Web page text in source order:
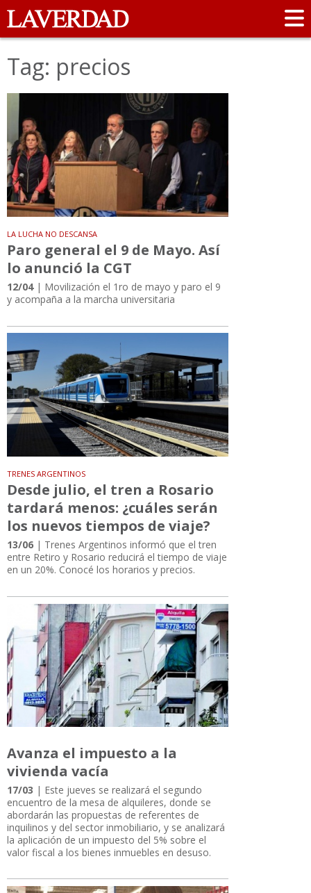
Tag: precios
LA LUCHA NO DESCANSA
Paro general el 9 de Mayo. Así
lo anunció la CGT
12/04| Movilización el 1ro de mayo y paro el 9
y acompaña a la marcha universitaria
TRENES ARGENTINOS
Desde julio, el tren a Rosario
tardará menos: ¿cuáles serán
los nuevos tiempos de viaje?
13/06 | Trenes Argentinos informó que el tren
entre Retiro y Rosario reducirá el tiempo de viaje
en un 20%. Conocé los horarios y precios.
Avanza el impuesto a la
vivienda vacía
17/03 | Este jueves se realizará el segundo
encuentro de la mesa de alquileres, donde se
abordarán las propuestas de referentes de
inquilinos y del sector inmobiliario, y se analizará
la aplicación de un impuesto del 5% sobre el
valor fiscal a los bienes inmuebles en desuso.